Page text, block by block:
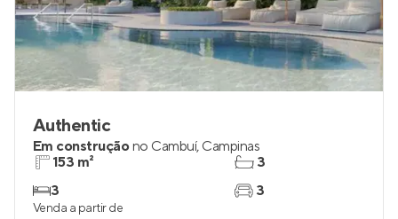
Authentic
Em construçãono Cambuí, Campinas
153 m²
3
3
3
Venda a partir de